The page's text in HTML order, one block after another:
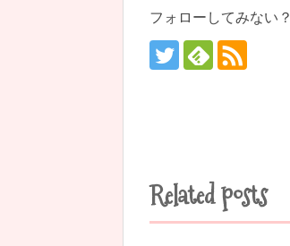
フォローしてみない？
Related posts